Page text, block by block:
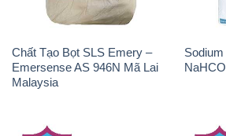
Chất Tạo Bọt SLS Emery –
Emersense AS 946N Mã Lai
Malaysia